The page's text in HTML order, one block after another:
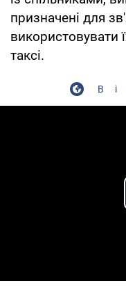
призначені для
використовувати
таксі.